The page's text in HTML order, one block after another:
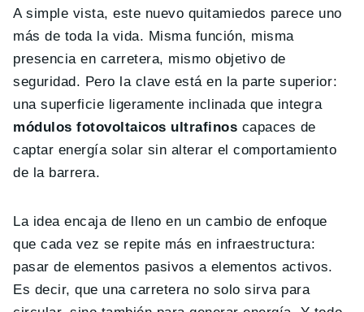
A simple vista, este nuevo quitamiedos parece uno
más de toda la vida. Misma función, misma
presencia en carretera, mismo objetivo de
seguridad. Pero la clave está en la parte superior:
una superficie ligeramente inclinada que integra
módulos fotovoltaicos ultrafinos capaces de
captar energía solar sin alterar el comportamiento
de la barrera.
La idea encaja de lleno en un cambio de enfoque
que cada vez se repite más en infraestructura:
pasar de elementos pasivos a elementos activos.
Es decir, que una carretera no solo sirva para